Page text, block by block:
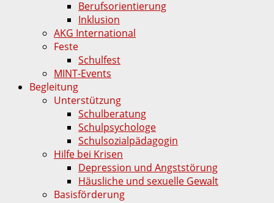
Berufsorientierung
Inklusion
AKG International
Feste
Schulfest
MINT-Events
Begleitung
Unterstützung
Schulberatung
Schulpsychologe
Schulsozialpädagogin
Hilfe bei Krisen
Depression und Angststörung
Häusliche und sexuelle Gewalt
Basisförderung